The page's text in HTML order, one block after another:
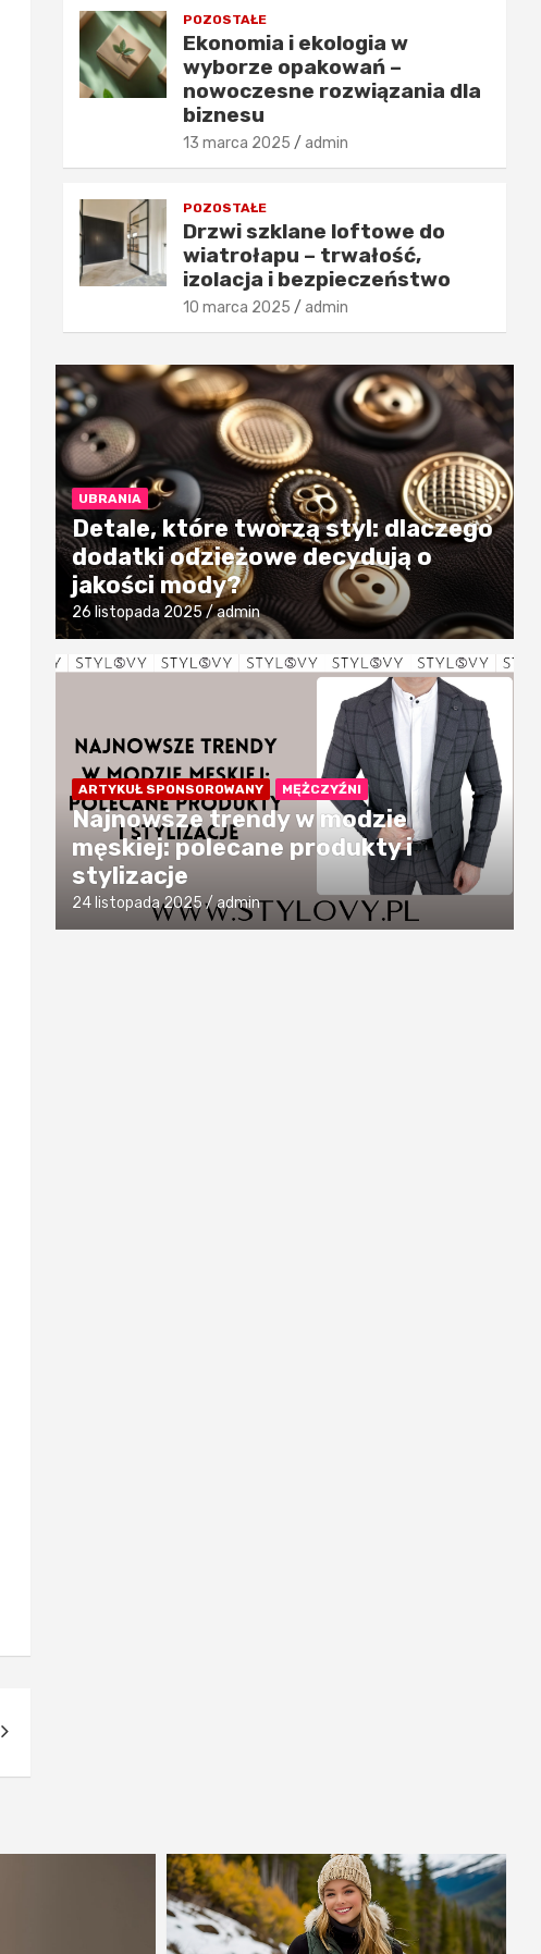
POZOSTAŁE
Ekonomia i ekologia w
wyborze opakowań –
nowoczesne rozwiązania dla
biznesu
13 marca 2025 admin
POZOSTAŁE
Drzwi szklane loftowe do
wiatrołapu – trwałość,
izolacja i bezpieczeństwo
10 marca 2025 admin
UBRANIA
Detale, które tworzą styl: dlaczego
dodatki odzieżowe decydują o
jakości mody?
26 listopada 2025 admin
ARTYKUŁ SPONSOROWANY MĘŻCZYŹNI
Najnowsze trendy w modzie
męskiej: polecane produkty i
stylizacje
24 listopada 2025 admin